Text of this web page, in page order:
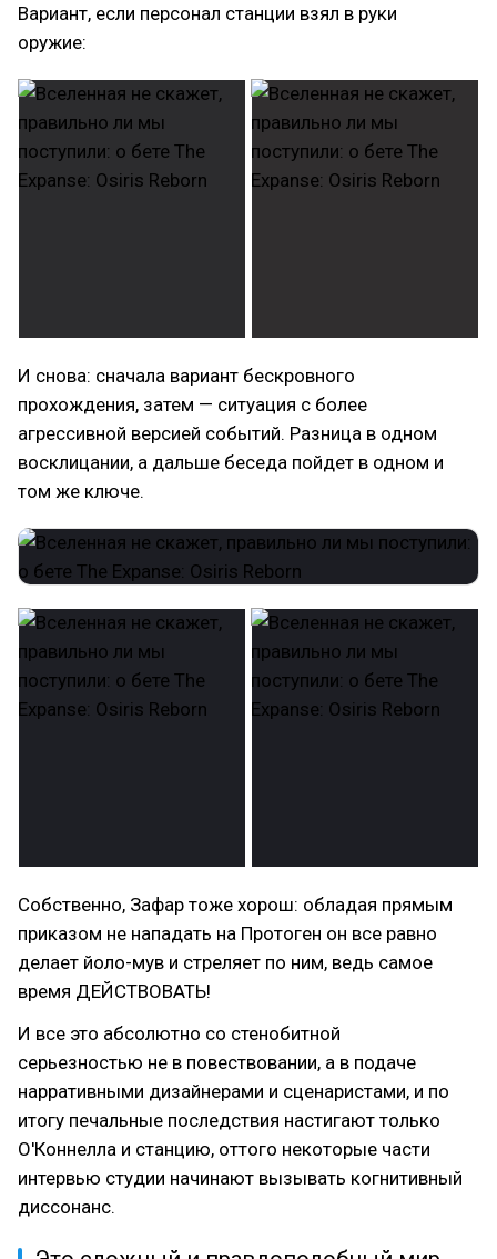
Вариант, если персонал станции взял в руки
оружие:
И снова: сначала вариант бескровного
прохождения, затем — ситуация с более
агрессивной версией событий. Разница в одном
восклицании, а дальше беседа пойдет в одном и
том же ключе.
Собственно, Зафар тоже хорош: обладая прямым
приказом не нападать на Протоген он все равно
делает йоло-мув и стреляет по ним, ведь самое
время ДЕЙСТВОВАТЬ!
И все это абсолютно со стенобитной
серьезностью не в повествовании, а в подаче
нарративными дизайнерами и сценаристами, и по
итогу печальные последствия настигают только
О'Коннелла и станцию, оттого некоторые части
интервью студии начинают вызывать когнитивный
диссонанс.